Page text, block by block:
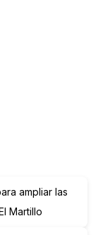
ampliar las
Martillo